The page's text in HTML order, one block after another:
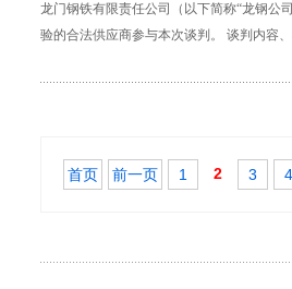
龙门钢铁有限责任公司（以下简称“龙钢公
验的合法供应商参与本次谈判。 谈判内容
首页 前一页 1 2 3 4